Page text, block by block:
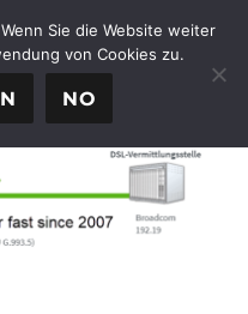
Sie die Website weiter
von Cookies zu.
NO